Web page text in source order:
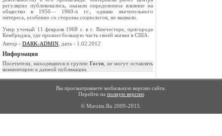
регулярно публиковались, оказали определенное влияние на
общество в 1950— 1960-х гг., однако значительного
интереса, особенно со стороны социологов, не вызвали.
Умер ученый 11 февраля 1968 г. в г. Винчестере, пригороде
Кембриджа, где прожил большую часть своей жизни в США.
Автор - DARK-ADMIN , дата - 1.02.2012
Информация
Посетители, находящиеся в группе Гости, не могут оставлять
комментарии к данной публикации.
Вы просматриваете мобильную версию сайта.
Перейти на полную версию
© Murzim.Ru 2009-2015.